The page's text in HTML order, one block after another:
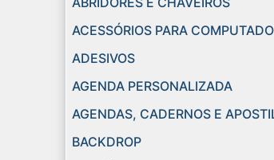
ACESSÓRIOS PARA
ADESIVOS
AGENDA PERSONALIZADA
AGENDAS, CADERNOS E
BACKDROP